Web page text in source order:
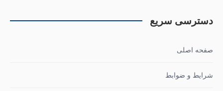
دسترسی سریع
صفحه اصلی
شرایط و ضوابط